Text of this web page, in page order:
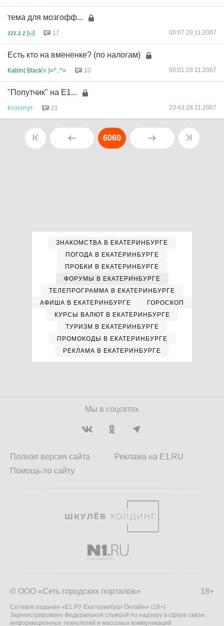
тема для мозгофф...
zzz.z.z [ы] 17 00:07 29.11.2007
Есть кто на вмененке? (по налогам)
Katrin( Black'и )=^..^= 10 00:01 29.11.2007
"Попутчик" на Е1...
Ктототут 21 23:43 28.11.2007
6060
ЗНАКОМСТВА В ЕКАТЕРИНБУРГЕ
ПОГОДА В ЕКАТЕРИНБУРГЕ
ПРОБКИ В ЕКАТЕРИНБУРГЕ
ФОРУМЫ В ЕКАТЕРИНБУРГЕ
ТЕЛЕПРОГРАММА В ЕКАТЕРИНБУРГЕ
АФИША В ЕКАТЕРИНБУРГЕ
ГОРОСКОП
КУРСЫ ВАЛЮТ В ЕКАТЕРИНБУРГЕ
ТУРИЗМ В ЕКАТЕРИНБУРГЕ
ПРОМОКОДЫ В ЕКАТЕРИНБУРГЕ
РЕКЛАМА В ЕКАТЕРИНБУРГЕ
Мы в соцсетях
Полная версия сайта
Помощь по сайту
Реклама на E1.RU
18+
© ООО «Сеть городских порталов»
Сетевое издание «Е1.РУ Екатеринбург Онлайн» (18+)
Зарегистрировано Федеральной службой по надзору в сфере связи,
информационных технологий и массовых коммуникаций